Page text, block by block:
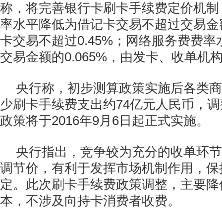
称，将完善银行卡刷卡手续费定价机
率水平降低为借记卡交易不超过交易
卡交易不超过0.45%；网络服务费费率
交易金额的0.065%，由发卡、收单机
央行称，初步测算政策实施后各类
少刷卡手续费支出约74亿元人民币，
政策将于2016年9月6日起正式实施。
央行指出，竞争较为充分的收单环
调节价，有利于发挥市场机制作用，
定。此次刷卡手续费政策调整，主要
本，不涉及向持卡消费者收费。